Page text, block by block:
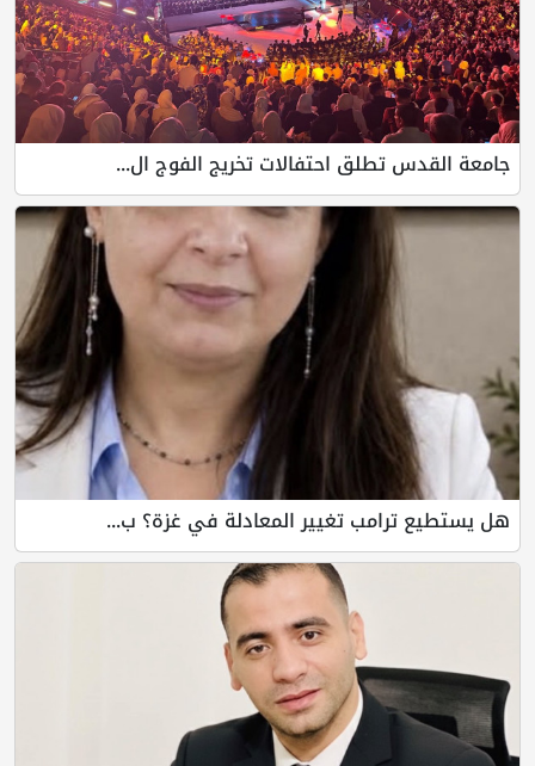
احتفالات تخريج الفوج ال...
تغيير المعادلة في غزة؟ ب...